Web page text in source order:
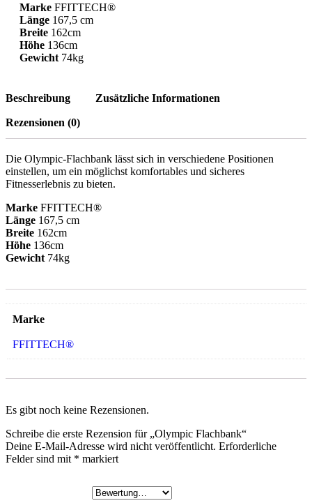
Marke FFITTECH®
Länge 167,5 cm
Breite 162cm
Höhe 136cm
Gewicht 74kg
Beschreibung Zusätzliche Informationen
Rezensionen (0)
Die Olympic-Flachbank lässt sich in verschiedene Positionen
einstellen, um ein möglichst komfortables und sicheres
Fitnesserlebnis zu bieten.
Marke FFITTECH®
Länge 167,5 cm
Breite 162cm
Höhe 136cm
Gewicht 74kg
Marke
FFITTECH®
Es gibt noch keine Rezensionen.
Schreibe die erste Rezension für „Olympic Flachbank“
Deine E-Mail-Adresse wird nicht veröffentlicht. Erforderliche
Felder sind mit * markiert